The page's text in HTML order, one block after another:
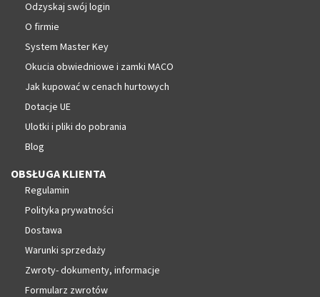
Odzyskaj swój login
O firmie
System Master Key
Okucia obwiedniowe i zamki MACO
Jak kupować w cenach hurtowych
Dotacje UE
Ulotki i pliki do pobrania
Blog
OBSŁUGA KLIENTA
Regulamin
Polityka prywatności
Dostawa
Warunki sprzedaży
Zwroty- dokumenty, informacje
Formularz zwrotów